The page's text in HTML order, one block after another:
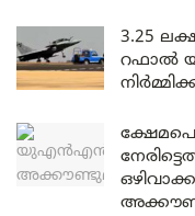
3.25
റഫാൽ